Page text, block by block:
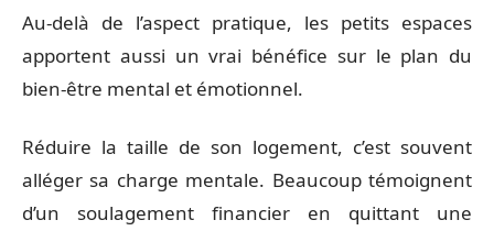
Au-delà de l’aspect pratique, les petits espaces
apportent aussi un vrai bénéfice sur le plan du
bien-être mental et émotionnel.
Réduire la taille de son logement, c’est souvent
alléger sa charge mentale. Beaucoup témoignent
d’un soulagement financier en quittant une